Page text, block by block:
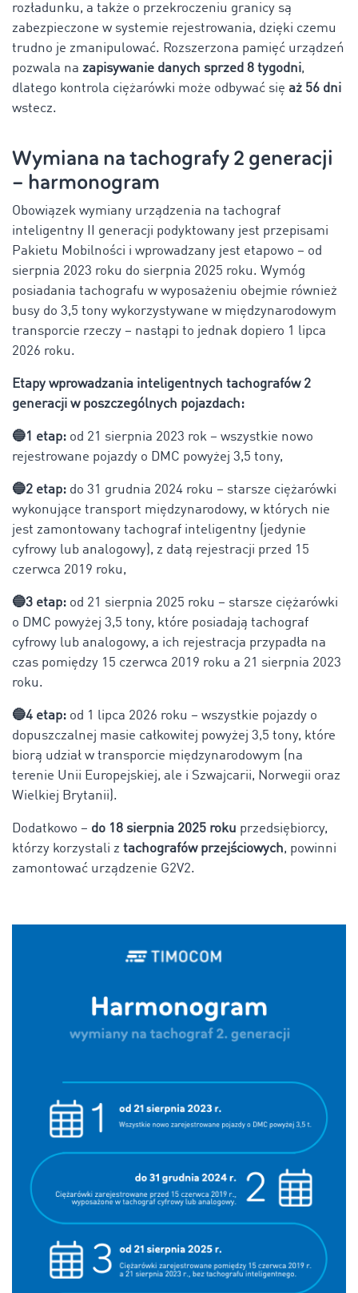
rozładunku, a także o przekroczeniu granicy są
zabezpieczone w systemie rejestrowania, dzięki czemu
trudno je zmanipulować. Rozszerzona pamięć urządzeń
pozwala na zapisywanie danych sprzed 8 tygodni,
dlatego kontrola ciężarówki może odbywać się aż 56 dni
wstecz.
Wymiana na tachografy 2 generacji
– harmonogram
Obowiązek wymiany urządzenia na tachograf
inteligentny II generacji podyktowany jest przepisami
Pakietu Mobilności i wprowadzany jest etapowo – od
sierpnia 2023 roku do sierpnia 2025 roku. Wymóg
posiadania tachografu w wyposażeniu obejmie również
busy do 3,5 tony wykorzystywane w międzynarodowym
transporcie rzeczy – nastąpi to jednak dopiero 1 lipca
2026 roku.
Etapy wprowadzania inteligentnych tachografów 2
generacji w poszczególnych pojazdach:
🔵1 etap: od 21 sierpnia 2023 rok – wszystkie nowo
rejestrowane pojazdy o DMC powyżej 3,5 tony,
🔵2 etap: do 31 grudnia 2024 roku – starsze ciężarówki
wykonujące transport międzynarodowy, w których nie
jest zamontowany tachograf inteligentny (jedynie
cyfrowy lub analogowy), z datą rejestracji przed 15
czerwca 2019 roku,
🔵3 etap: od 21 sierpnia 2025 roku – starsze ciężarówki
o DMC powyżej 3,5 tony, które posiadają tachograf
cyfrowy lub analogowy, a ich rejestracja przypadła na
czas pomiędzy 15 czerwca 2019 roku a 21 sierpnia 2023
roku.
🔵4 etap: od 1 lipca 2026 roku – wszystkie pojazdy o
dopuszczalnej masie całkowitej powyżej 3,5 tony, które
biorą udział w transporcie międzynarodowym (na
terenie Unii Europejskiej, ale i Szwajcarii, Norwegii oraz
Wielkiej Brytanii).
Dodatkowo – do 18 sierpnia 2025 roku przedsiębiorcy,
którzy korzystali z tachografów przejściowych, powinni
zamontować urządzenie G2V2.